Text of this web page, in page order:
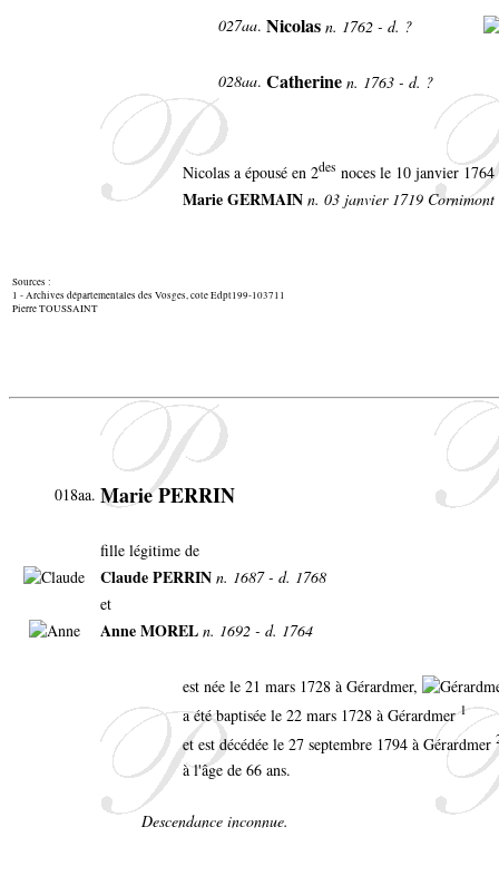
027aa. Nicolas n. 1762 - d. ?
028aa. Catherine n. 1763 - d. ?
Nicolas a épousé en 2des noces le 10 janvier
Marie GERMAIN n. 03 janvier 1719
Sources :
1 - Archives départementales des Vosges, cote Edpt199-103711
Pierre TOUSSAINT
018aa. Marie PERRIN
fille légitime de
Claude PERRIN n. 1687 - d. 1768
et
Anne MOREL n. 1692 - d. 1764
est née le 21 mars 1728 à Gérardmer,
a été baptisée le 22 mars 1728 à Gérardmer1
et est décédée le 27 septembre 1794 à Gérardmer
à l'âge de 66 ans.
Descendance inconnue.